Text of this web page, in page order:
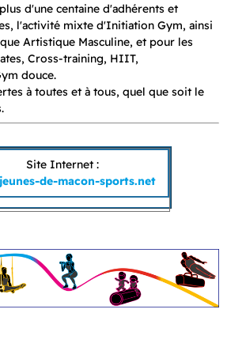
d'une centaine d'adhérents et
l'activité mixte d'Initiation Gym, ainsi
Artistique Masculine, et pour les
Cross-training, HIIT,
douce.
à toutes et à tous, quel que soit le
Site Internet :
de-macon-sports.net